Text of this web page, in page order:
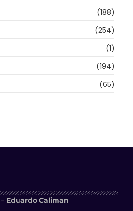
(188)
(254)
(1)
(194)
(65)
Eduardo Caliman